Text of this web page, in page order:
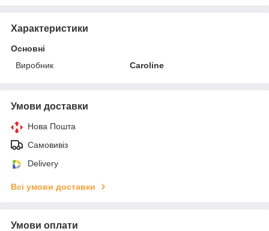
Характеристики
Основні
Виробник
Caroline
Умови доставки
Нова Пошта
Самовивіз
Delivery
Всі умови доставки
Умови оплати